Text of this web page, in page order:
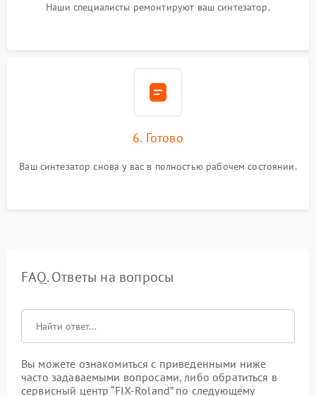
Наши специалисты ремонтируют ваш синтезатор.
6. Готово
Ваш синтезатор снова у вас в полностью рабочем состоянии.
FAQ. Ответы на вопросы
Вы можете ознакомиться с приведенными ниже
часто задаваемыми вопросами, либо обратиться в
сервисный центр “FIX-Roland” по следующему